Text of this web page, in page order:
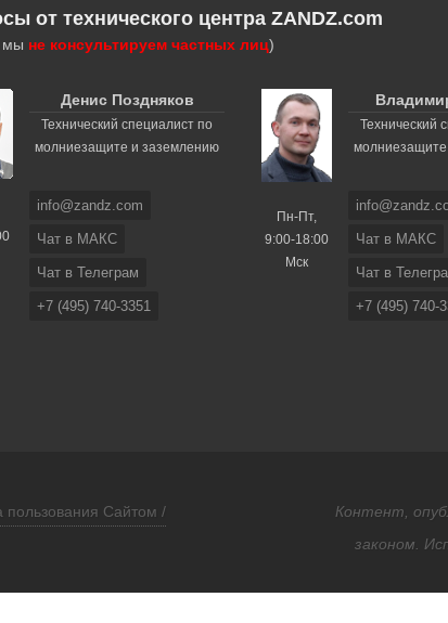
от технического центра ZANDZ.com
мы не консультируем частных лиц)
Денис Поздняков
Технический специалист по
молниезащите и заземлению
info@zandz.com
Чат в МАКС
Чат в Телеграм
+7 (495) 740-3351
Пн-Пт,
9:00-18:00
Мск
Технический
Чат в МАКС
Чат в
+7 (495) 740-
пользования Сайтом /
Контент,
законом.